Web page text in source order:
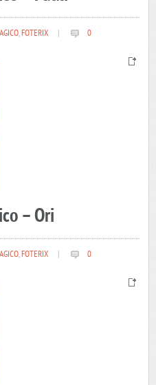
,FOTERIX 0
– Ori
,FOTERIX 0